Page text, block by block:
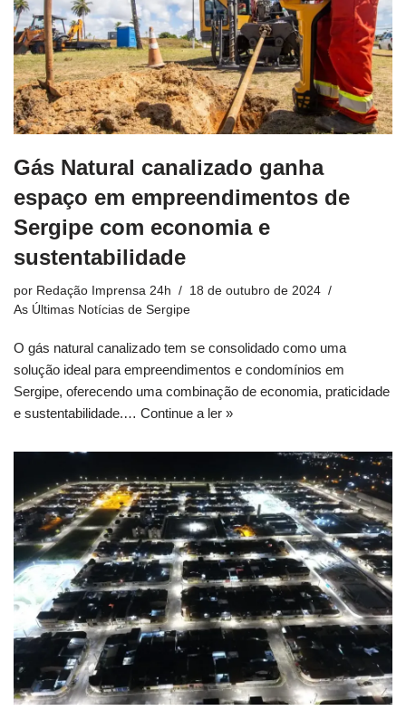
Gás Natural canalizado ganha
espaço em empreendimentos de
Sergipe com economia e
sustentabilidade
por Redação Imprensa 24h
18 de outubro de 2024
As Últimas Notícias de Sergipe
O gás natural canalizado tem se consolidado como uma
solução ideal para empreendimentos e condomínios em
Sergipe, oferecendo uma combinação de economia, praticidade
e sustentabilidade.… Continue a ler »